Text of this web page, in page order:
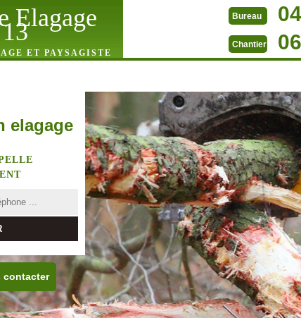
Elagage
13
ET PAYSAGISTE
Bureau
Chantier
elagage
contacter